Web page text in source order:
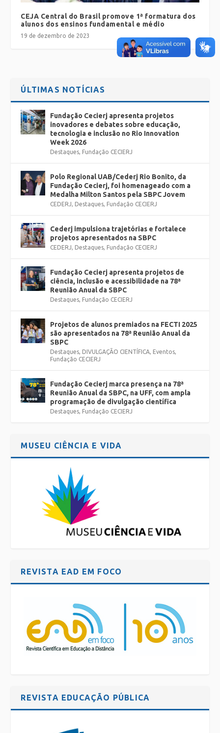
CEJA Central do Brasil promove 1ª formatura dos
alunos dos ensinos fundamental e médio
19 de dezembro de 2023
ÚLTIMAS NOTÍCIAS
Fundação Cecierj apresenta projetos
inovadores e debates sobre educação,
tecnologia e inclusão no Rio Innovation
Week 2026
Destaques, Fundação CECIERJ
Polo Regional UAB/Cederj Rio Bonito, da
Fundação Cecierj, foi homenageado com a
Medalha Milton Santos pela SBPC Jovem
CEDERJ, Destaques, Fundação CECIERJ
Cederj impulsiona trajetórias e fortalece
projetos apresentados na SBPC
CEDERJ, Destaques, Fundação CECIERJ
Fundação Cecierj apresenta projetos de
ciência, inclusão e acessibilidade na 78ª
Reunião Anual da SBPC
Destaques, Fundação CECIERJ
Projetos de alunos premiados na FECTI 2025
são apresentados na 78ª Reunião Anual da
SBPC
Destaques, DIVULGAÇÃO CIENTÍFICA, Eventos,
Fundação CECIERJ
Fundação Cecierj marca presença na 78ª
Reunião Anual da SBPC, na UFF, com ampla
programação de divulgação científica
Destaques, Fundação CECIERJ
MUSEU CIÊNCIA E VIDA
REVISTA EAD EM FOCO
REVISTA EDUCAÇÃO PÚBLICA